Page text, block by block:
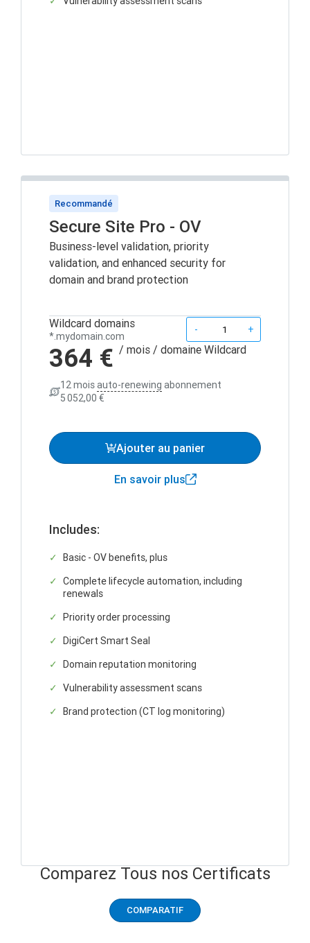
Recommandé
Secure Site Pro - OV
Business-level validation, priority
validation, and enhanced security for
domain and brand protection
Wildcard domains
*.mydomain.com
- +
364 € / mois / domaine Wildcard
12 moisauto-renewing abonnement
5 052,00 €
Ajouter au panier
En savoir plus
Includes:
Basic - OV benefits, plus
Complete lifecycle automation, including
renewals
Priority order processing
DigiCert Smart Seal
Domain reputation monitoring
Vulnerability assessment scans
Brand protection (CT log monitoring)
Comparez Tous nos Certificats
COMPARATIF